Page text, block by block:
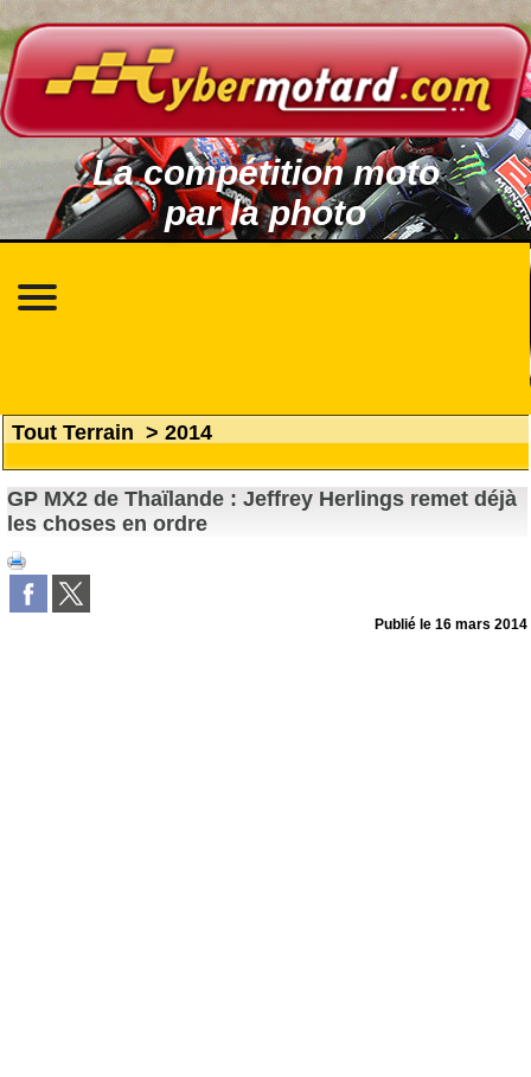
La compétition moto
par la photo
Tout Terrain > 2014
GP MX2 de Thaïlande : Jeffrey Herlings remet déjà
les choses en ordre
Publié le16 mars 2014